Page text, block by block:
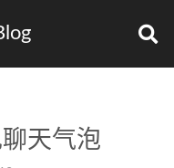
天气泡